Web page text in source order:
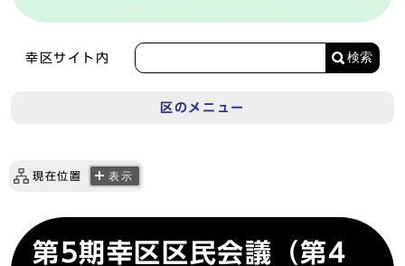
幸区サイト内 検索
区のメニュー
現在位置 表示
第5期幸区区民会議（第4